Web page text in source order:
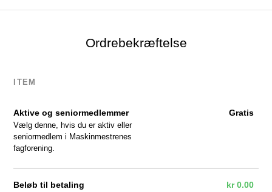
Ordrebekræftelse
ITEM
Aktive og seniormedlemmer
Vælg denne, hvis du er aktiv eller
seniormedlem i Maskinmestrenes
fagforening.
Gratis
Beløb til betaling kr0.00